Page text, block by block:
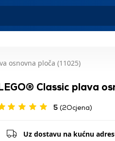
osnovna ploča (11025)
Classic plava
5 (2Ocjena)
Uz dostavu na kućnu